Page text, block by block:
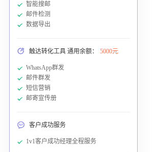
智能搜邮
邮件检测
数据导出
触达转化工具 通用余额： 5000元
WhatsApp群发
邮件群发
短信营销
邮寄宣传册
客户成功服务
1v1客户成功经理全程服务